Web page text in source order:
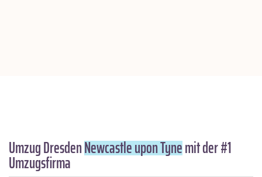
Umzug DresdenNewcastle upon Tynemit der #1
Umzugsfirma